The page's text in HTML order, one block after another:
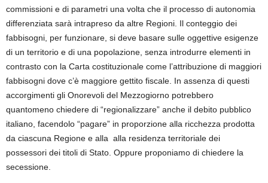
commissioni e di parametri una volta che il processo di autonomia
differenziata sarà intrapreso da altre Regioni. Il conteggio dei
fabbisogni, per funzionare, si deve basare sulle oggettive esigenze
di un territorio e di una popolazione, senza introdurre elementi in
contrasto con la Carta costituzionale come l’attribuzione di maggiori
fabbisogni dove c’è maggiore gettito fiscale. In assenza di questi
accorgimenti gli Onorevoli del Mezzogiorno potrebbero
quantomeno chiedere di “regionalizzare” anche il debito pubblico
italiano, facendolo “pagare” in proporzione alla ricchezza prodotta
da ciascuna Regione e alla alla residenza territoriale dei
possessori dei titoli di Stato. Oppure proponiamo di chiedere la
secessione.